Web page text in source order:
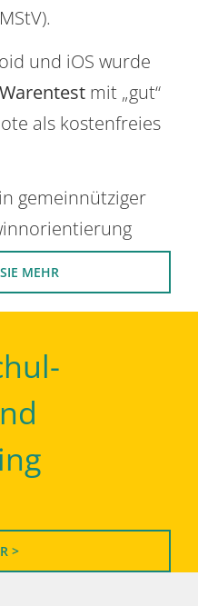
und iOS wurde
mit „gut“
als kostenfreies
gemeinnütziger
MEHR
>